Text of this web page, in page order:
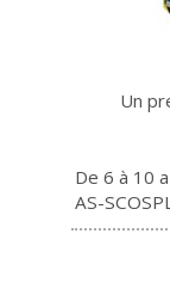
Un
De 6 à 10
AS-